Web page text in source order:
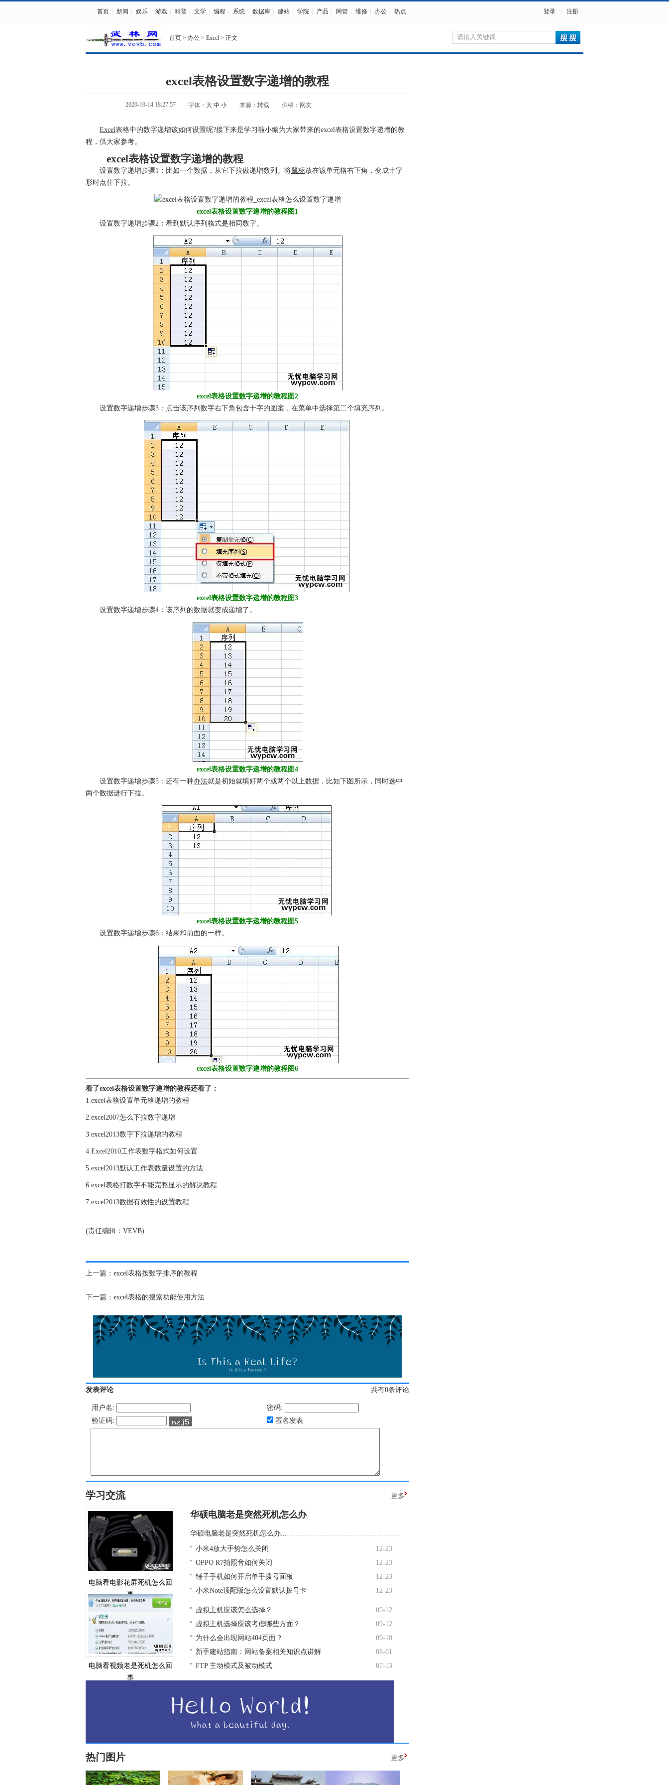
首页 新闻 娱乐 游戏 科普 文学 编程 系统 数据库 建站 学院 产品 网管 维修 办公 热点 登录 注册
首页 > 办公 > Excel > 正文
excel表格设置数字递增的教程
2020-10-14 18:27:57 字体： 大 中 小 来源： 转载 供稿：网友
Excel表格中的数字递增该如何设置呢?接下来是学习啦小编为大家带来的excel表格设置数字递增的教
程，供大家参考。
excel表格设置数字递增的教程
设置数字递增步骤1：比如一个数据，从它下拉做递增数列。将鼠标放在该单元格右下角，变成十字
形时点住下拉。
excel表格设置数字递增的教程图1
设置数字递增步骤2：看到默认序列格式是相同数字。
excel表格设置数字递增的教程图2
设置数字递增步骤3：点击该序列数字右下角包含十字的图案，在菜单中选择第二个填充序列。
excel表格设置数字递增的教程图3
设置数字递增步骤4：该序列的数据就变成递增了。
excel表格设置数字递增的教程图4
设置数字递增步骤5：还有一种办法就是初始就填好两个或两个以上数据，比如下图所示，同时选中
两个数据进行下拉。
excel表格设置数字递增的教程图5
设置数字递增步骤6：结果和前面的一样。
excel表格设置数字递增的教程图6
看了excel表格设置数字递增的教程还看了：
1.excel表格设置单元格递增的教程
2.excel2007怎么下拉数字递增
3.excel2013数字下拉递增的教程
4.Excel2010工作表数字格式如何设置
5.excel2013默认工作表数量设置的方法
6.excel表格打数字不能完整显示的解决教程
7.excel2013数据有效性的设置教程
(责任编辑：VEVB)
上一篇： excel表格按数字排序的教程
下一篇： excel表格的搜索功能使用方法
发表评论 共有0条评论
用户名:
密码:
验证码:
匿名发表
学习交流 更多
电脑看电影花屏死机怎么回
事
电脑看视频老是死机怎么回
事
华硕电脑老是突然死机怎么办
华硕电脑老是突然死机怎么办...
小米4放大手势怎么关闭
12-23
OPPO R7拍照音如何关闭
12-23
锤子手机如何开启单手拨号面板
12-23
小米Note顶配版怎么设置默认拨号卡
12-23
虚拟主机应该怎么选择？
09-12
虚拟主机选择应该考虑哪些方面？
09-12
为什么会出现网站404页面？
09-10
新手建站指南：网站备案相关知识点讲解
08-01
FTP 主动模式及被动模式
07-13
热门图片 更多